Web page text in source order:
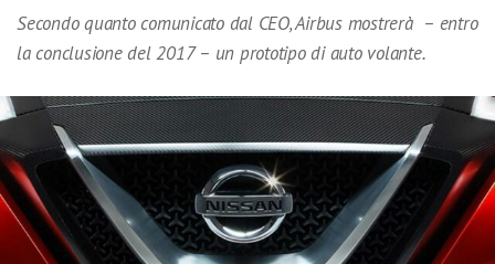
Secondo quanto comunicato dal CEO, Airbus mostrerà – entro
la conclusione del 2017 – un prototipo di auto volante.